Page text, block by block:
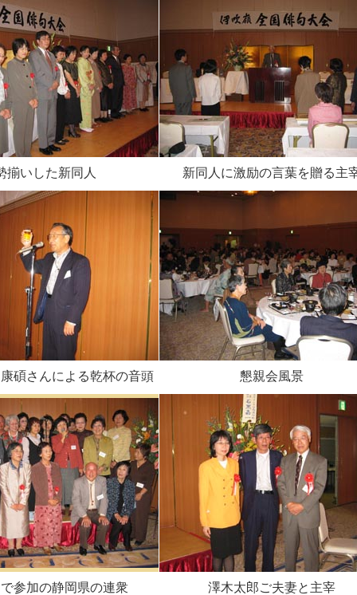
揃いした新同人 新同人に激励の言葉を贈る主
碩さんによる乾杯の音頭 懇親会風景
参加の静岡県の連衆 澤木太郎ご夫妻と主宰